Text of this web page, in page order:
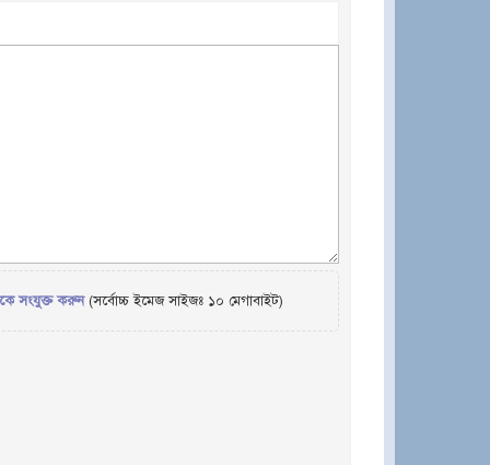
সংযুক্ত করুন(সর্বোচ্চ ইমেজ সাইজঃ ১০ মেগাবাইট)